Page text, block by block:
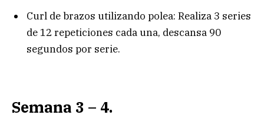
Curl de brazos utilizando polea: Realiza 3 series
de 12 repeticiones cada una, descansa 90
segundos por serie.
Semana 3 – 4.